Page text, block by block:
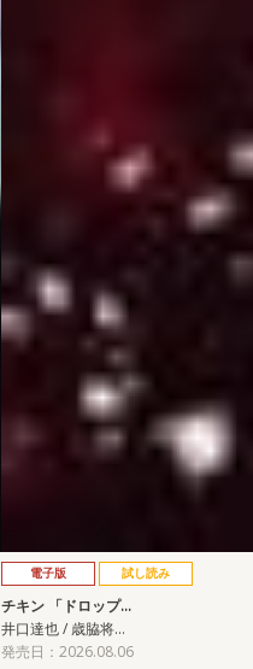
電子版 試し読み
チキン 「ドロップ…
井口達也 / 歳脇将…
発売日：2026.08.06